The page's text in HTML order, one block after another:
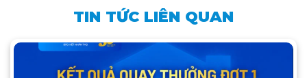
TIN TỨC LIÊN QUAN